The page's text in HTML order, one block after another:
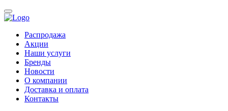
Распродажа
Акции
Наши услуги
Бренды
Новости
О компании
Доставка и оплата
Контакты